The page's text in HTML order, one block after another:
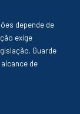
depende de
exige
Guarde
de